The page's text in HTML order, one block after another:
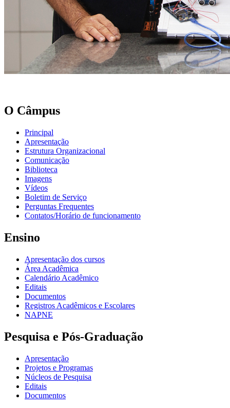
O Câmpus
Principal
Apresentação
Estrutura Organizacional
Comunicação
Biblioteca
Imagens
Vídeos
Boletim de Serviço
Perguntas Frequentes
Contatos/Horário de funcionamento
Ensino
Apresentação dos cursos
Área Acadêmica
Calendário Acadêmico
Editais
Documentos
Registros Acadêmicos e Escolares
NAPNE
Pesquisa e Pós-Graduação
Apresentação
Projetos e Programas
Núcleos de Pesquisa
Editais
Documentos